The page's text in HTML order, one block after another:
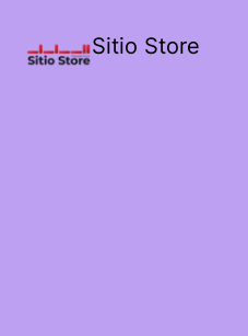
Sitio Store